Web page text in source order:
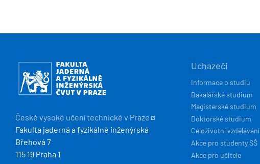
HLAVNÍ
NAVIGACE
Uchazeči
Informace o studiu
Bakalářské studium
Magisterské studium
Doktorské studium
Celoživotní vzdělávání
Akce pro studenty SŠ
Akce pro učitele
Obrázek
České vysoké učení technické v Praze
Fakulta jaderná a fyzikálně inženýrská
Břehová 7
115 19 Praha 1